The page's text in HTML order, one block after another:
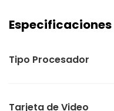
Tipo Procesador
Tarjeta de Video